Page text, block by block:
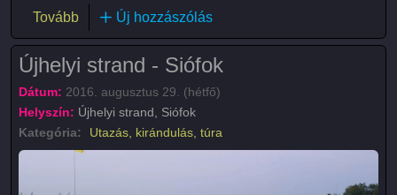
Tovább(Bringa túra a Körös-Maros Nemzeti Parkban)
Új hozzászólás
Újhelyi strand - Siófok
Dátum: 2016. augusztus 29. (hétfő)
Helyszín: Újhelyi strand, Siófok
Kategória:
Utazás, kirándulás, túra